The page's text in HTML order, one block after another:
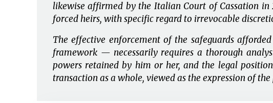
likewise affirmed by the Italian Court of Cassation
forced heirs, with specific regard to irrevocable
The effective enforcement of the safeguards
framework — necessarily requires a thorough
powers retained by him or her, and the legal
transaction as a whole, viewed as the expression of